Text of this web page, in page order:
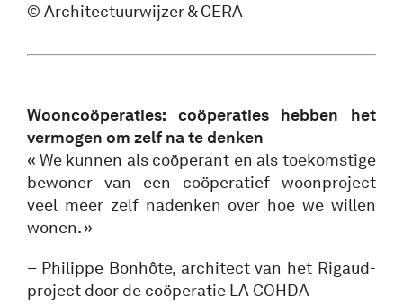
© Architectuurwijzer & CERA
Wooncoöperaties: coöperaties hebben het
vermogen om zelf na te denken
« We kunnen als coöperant en als toekomstige
bewoner van een coöperatief woonproject
veel meer zelf nadenken over hoe we willen
wonen. »
– Philippe Bonhôte, architect van het Rigaud-
project door de coöperatie LA COHDA